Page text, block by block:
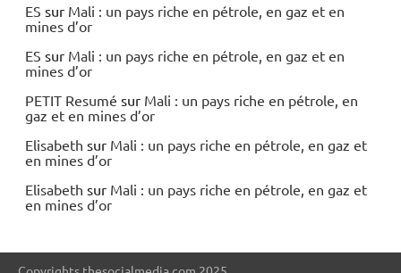
ES sur Mali : un pays riche en pétrole, en gaz et en
mines d’or
ES sur Mali : un pays riche en pétrole, en gaz et en
mines d’or
PETIT Resumé sur Mali : un pays riche en pétrole, en
gaz et en mines d’or
Elisabeth sur Mali : un pays riche en pétrole, en gaz et
en mines d’or
Elisabeth sur Mali : un pays riche en pétrole, en gaz et
en mines d’or